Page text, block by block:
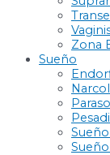
Zona
Sueño